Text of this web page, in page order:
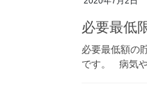
必要最低
必要最低額の
です。 病気